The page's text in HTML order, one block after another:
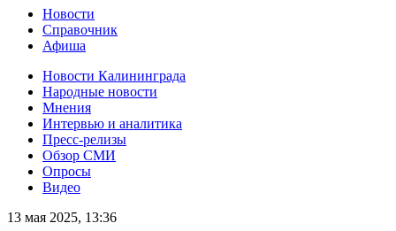
Новости
Справочник
Афиша
Новости Калининграда
Народные новости
Мнения
Интервью и аналитика
Пресс-релизы
Обзор СМИ
Опросы
Видео
13 мая 2025, 13:36